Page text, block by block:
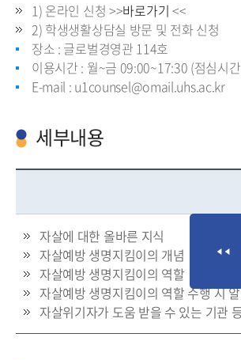
1) 온라인 신청 >>바로가기 <<
2) 학생생활상담실 방문 및 전화 신청
장소 : 글로벌경영관 114호
이용시간 : 월~금 09:00~17:30 (점심시
E-mail : u1counsel@omail.uhs.ac.kr
세부내용
자살에 대한 올바른 지식
자살예방 생명지킴이의 개념
자살예방 생명지킴이의 역할
자살예방 생명지킴이의 역할 수행 시
자살위기자가 도움 받을 수 있는 기관